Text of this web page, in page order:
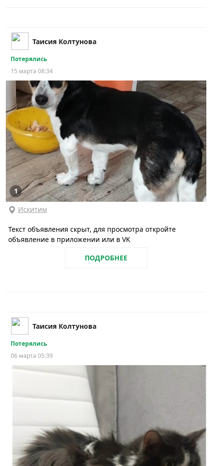
Таисия Колтунова
Потерялись
15 марта 08:34
1
Искитим
Текст объявления скрыт, для просмотра откройте
объявление в приложении или в VK
ПОДРОБНЕЕ
Таисия Колтунова
Потерялись
06 марта 05:39